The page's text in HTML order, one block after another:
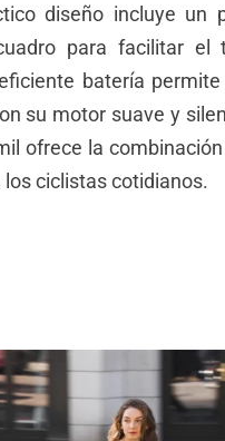
diseño incluye un
para facilitar el
batería
su motor suave y
ofrece la
ciclistas cotidianos.